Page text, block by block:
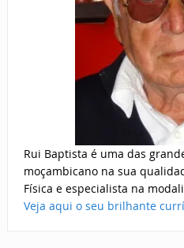
Rui Baptista é uma das
moçambicano na sua
Física e especialista na
Veja aqui o seu brilhante